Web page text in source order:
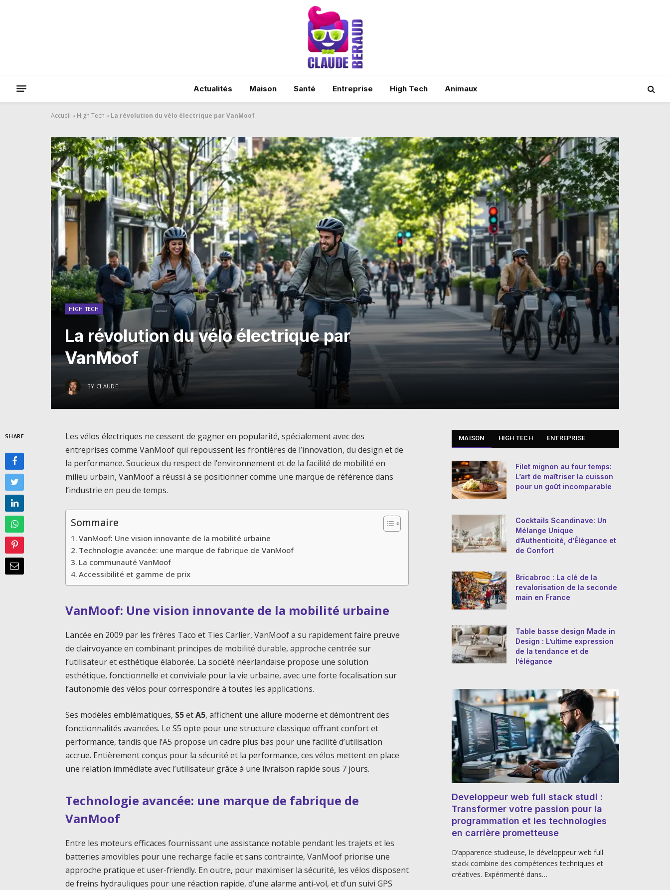
Actualités Maison Santé Entreprise High Tech Animaux
Accueil » High Tech » La révolution du vélo électrique par VanMoof
HIGH TECH
La révolution du vélo électrique par
VanMoof
BY CLAUDE
SHARE
Les vélos électriques ne cessent de gagner en popularité, spécialement avec des
entreprises comme VanMoof qui repoussent les frontières de l’innovation, du design et de
la performance. Soucieux du respect de l’environnement et de la facilité de mobilité en
milieu urbain, VanMoof a réussi à se positionner comme une marque de référence dans
l’industrie en peu de temps.
Sommaire
VanMoof: Une vision innovante de la mobilité urbaine
Technologie avancée: une marque de fabrique de VanMoof
La communauté VanMoof
Accessibilité et gamme de prix
VanMoof: Une vision innovante de la mobilité urbaine
Lancée en 2009 par les frères Taco et Ties Carlier, VanMoof a su rapidement faire preuve
de clairvoyance en combinant principes de mobilité durable, approche centrée sur
l’utilisateur et esthétique élaborée. La société néerlandaise propose une solution
esthétique, fonctionnelle et conviviale pour la vie urbaine, avec une forte focalisation sur
l’autonomie des vélos pour correspondre à toutes les applications.
Ses modèles emblématiques, S5etA5, affichent une allure moderne et démontrent des
fonctionnalités avancées. Le S5 opte pour une structure classique offrant confort et
performance, tandis que l’A5 propose un cadre plus bas pour une facilité d’utilisation
accrue. Entièrement conçus pour la sécurité et la performance, ces vélos mettent en place
une relation immédiate avec l’utilisateur grâce à une livraison rapide sous 7 jours.
Technologie avancée: une marque de fabrique de
VanMoof
Entre les moteurs efficaces fournissant une assistance notable pendant les trajets et les
batteries amovibles pour une recharge facile et sans contrainte, VanMoof priorise une
approche pratique et user-friendly. En outre, pour maximiser la sécurité, les vélos disposent
de freins hydrauliques pour une réaction rapide, d’une alarme anti-vol, et d’un suivi GPS
MAISON HIGH TECH ENTREPRISE
Filet mignon au four temps:
L’art de maîtriser la cuisson
pour un goût incomparable
Cocktails Scandinave: Un
Mélange Unique
d’Authenticité, d’Élégance et
de Confort
Bricabroc : La clé de la
revalorisation de la seconde
main en France
Table basse design Made in
Design : L’ultime expression
de la tendance et de
l’élégance
Developpeur web full stack studi :
Transformer votre passion pour la
programmation et les technologies
en carrière prometteuse
D’apparence studieuse, le développeur web full
stack combine des compétences techniques et
créatives. Expérimenté dans…